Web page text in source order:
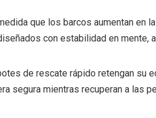
que los barcos aumentan en
con estabilidad en mente,
de rescate rápido retengan su
segura mientras recuperan a las